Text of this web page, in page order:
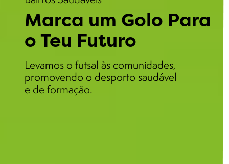
Marca um Golo Para
o Teu Futuro
Levamos o futsal às comunidades,
promovendo o desporto saudável
e de formação.